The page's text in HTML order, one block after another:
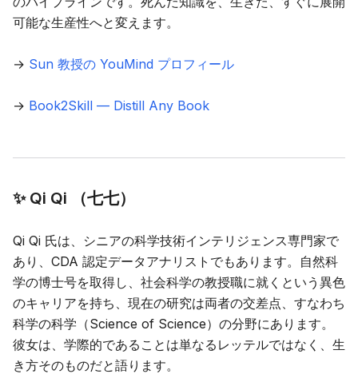
可能な生産性へと変えます。
→ Sun 教授の YouMind プロフィール
→ Book2Skill — Distill Any Book
✨ Qi Qi （七七）
Qi Qi 氏は、シニアの科学技術インテリジェンス専門家で
あり、CDA 認定データアナリストでもあります。自然科
学の博士号を取得し、社会科学の教授職に就くという異色
のキャリアを持ち、現在の研究は両者の交差点、すなわち
科学の科学（Science of Science）の分野にあります。
彼女は、学際的であることは単なるレッテルではなく、生
き方そのものだと語ります。